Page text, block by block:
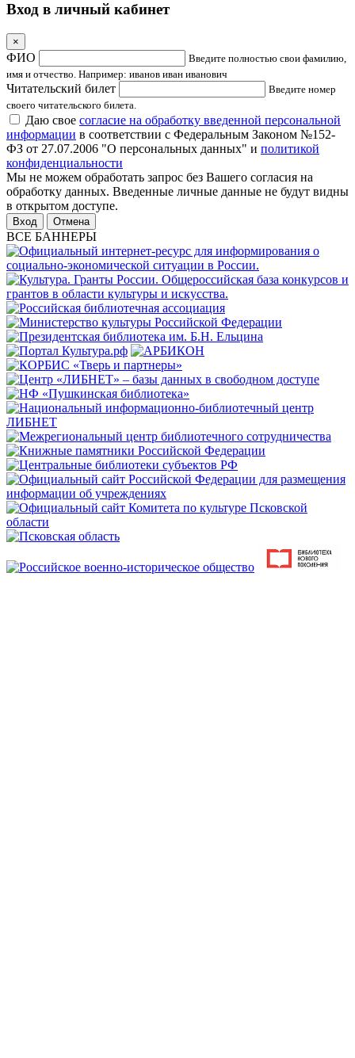
Вход в личный кабинет
×
ФИО
Введите полностью свои фамилию,
имя и отчество. Например: иванов иван иванович
Читательский билет
Введите номер
своего читательского билета.
Даю свое согласие на обработку введенной персональной
информации в соответствии с Федеральным Законом №152-
ФЗ от 27.07.2006 "О персональных данных" и политикой
конфиденциальности
Мы не можем обработать запрос без Вашего согласия на
обработку данных. Введенные личные данные не будут видны
в открытом доступе.
Отмена
ВСЕ БАННЕРЫ